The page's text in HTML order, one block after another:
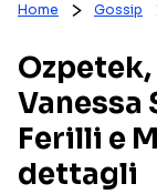
CANALI TV
PROGRAMMI
PERSONAGGI
Home Gossip
Vanessa
Ferilli e
dettagli